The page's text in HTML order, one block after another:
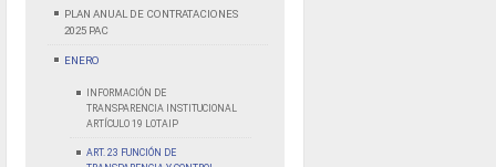
PLAN ANUAL DE CONTRATACIONES
2025 PAC
ENERO
INFORMACIÓN DE
TRANSPARENCIA INSTITUCIONAL
ARTÍCULO 19 LOTAIP
ART. 23 FUNCIÓN DE